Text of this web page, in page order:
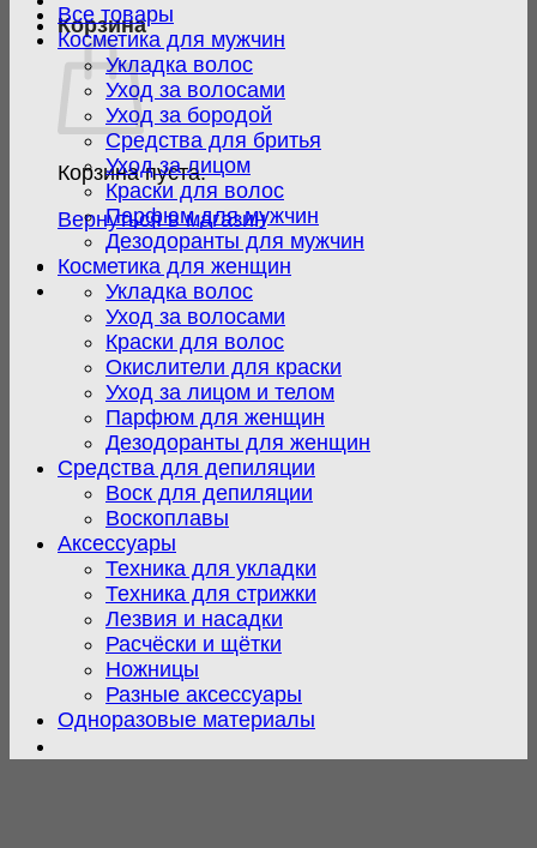
Корзина
Корзина пуста.
Вернуться в магазин
Все товары
Косметика для мужчин
Укладка волос
Уход за волосами
Уход за бородой
Средства для бритья
Уход за лицом
Краски для волос
Парфюм для мужчин
Дезодоранты для мужчин
Косметика для женщин
Укладка волос
Уход за волосами
Краски для волос
Окислители для краски
Уход за лицом и телом
Парфюм для женщин
Дезодоранты для женщин
Средства для депиляции
Воск для депиляции
Воскоплавы
Аксессуары
Техника для укладки
Техника для стрижки
Лезвия и насадки
Расчёски и щётки
Ножницы
Разные аксессуары
Одноразовые материалы